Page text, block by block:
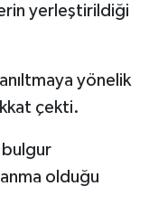
yerleştirildiği
yönelik
çekti.
olduğu